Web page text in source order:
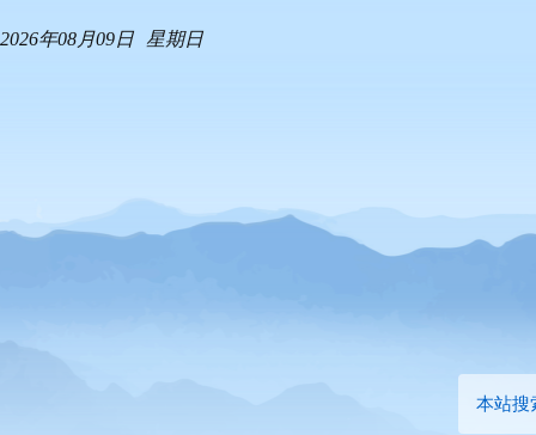
2026年08月09日 星期日
本站搜